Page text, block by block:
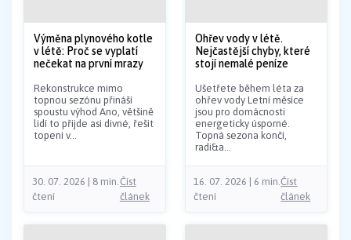
Výměna plynového kotle
v létě: Proč se vyplatí
nečekat na první mrazy
Rekonstrukce mimo
topnou sezónu přináší
spoustu výhod Ano, většině
lidí to přijde asi divné, řešit
topení v...
30. 07. 2026 | 8 min.
čtení
Číst
článek
Ohřev vody v létě.
Nejčastější chyby, které
stojí nemalé peníze
Ušetřete během léta za
ohřev vody Letní měsíce
jsou pro domácnosti
energeticky úsporné.
Topná sezona končí,
radi&a...
16. 07. 2026 | 6 min.
čtení
Číst
článek